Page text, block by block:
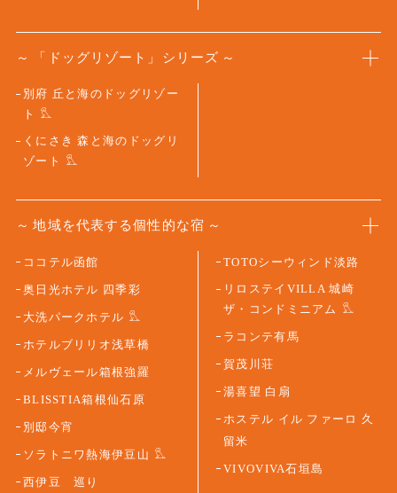
「ドッグリゾート」シリーズ
別府 丘と海のドッグリゾー
ト
くにさき 森と海のドッグリ
ゾート
地域を代表する個性的な宿
ココテル函館
奥日光ホテル 四季彩
大洗パークホテル
ホテルブリリオ浅草橋
メルヴェール箱根強羅
BLISSTIA箱根仙石原
別邸今宵
ソラトニワ熱海伊豆山
西伊豆 巡り
TOTOシーウィンド淡路
リロステイVILLA 城崎
ザ・コンドミニアム
ラコンテ有馬
賀茂川荘
湯喜望 白扇
ホステル イル ファーロ 久
留米
VIVOVIVA石垣島